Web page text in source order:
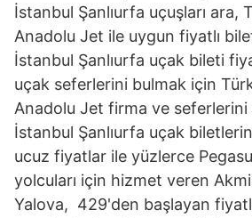
İstanbul Şanlıurfa uçuşları ara,
Anadolu Jet ile uygun fiyatlı
İstanbul Şanlıurfa uçak bileti
uçak seferlerini bulmak için
Anadolu Jet firma ve seferlerini
İstanbul Şanlıurfa uçak
ucuz fiyatlar ile yüzlerce
yolcuları için hizmet veren
Yalova, 429'den başlayan